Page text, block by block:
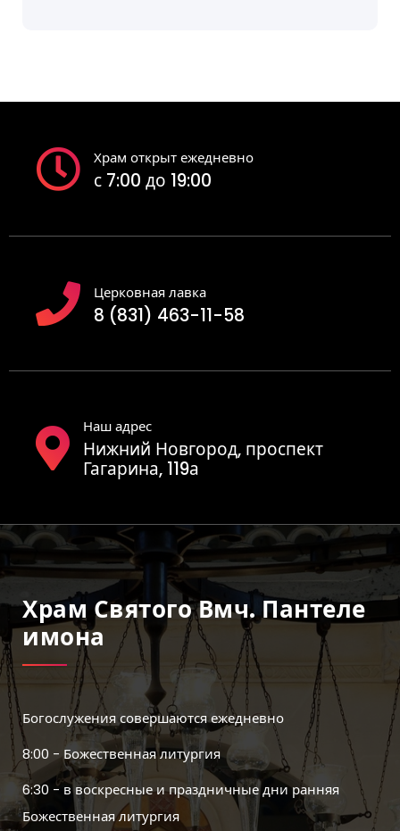
Храм открыт ежедневно
с 7:00 до 19:00
Церковная лавка
8 (831) 463-11-58
Наш адрес
Нижний Новгород, проспект
Гагарина, 119а
Храм Святого Вмч. Пантеле
Имона
Богослужения совершаются ежедневно
8:00 - Божественная литургия
6:30 - в воскресные и праздничные дни ранняя
Божественная литургия